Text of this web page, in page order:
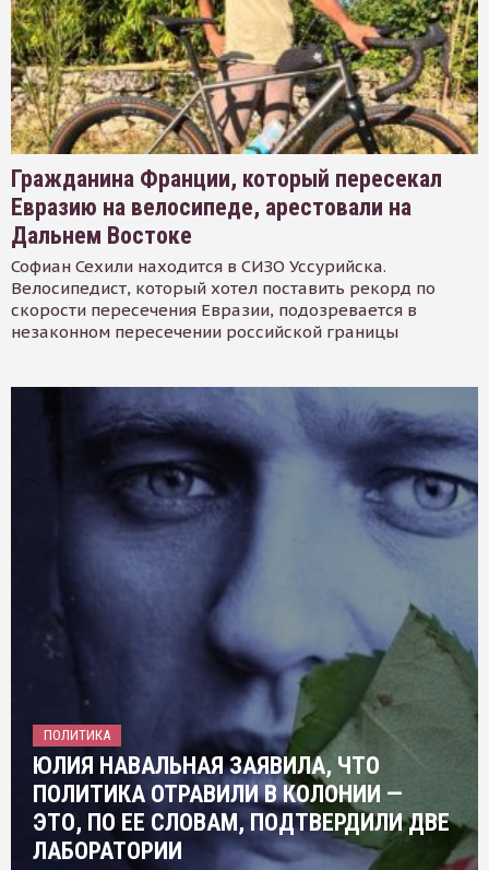
Гражданина Франции, который пересекал
Евразию на велосипеде, арестовали на
Дальнем Востоке
Софиан Сехили находится в СИЗО Уссурийска.
Велосипедист, который хотел поставить рекорд по
скорости пересечения Евразии, подозревается в
незаконном пересечении российской границы
ПОЛИТИКА
ЮЛИЯ НАВАЛЬНАЯ ЗАЯВИЛА, ЧТО
ПОЛИТИКА ОТРАВИЛИ В КОЛОНИИ —
ЭТО, ПО ЕЕ СЛОВАМ, ПОДТВЕРДИЛИ ДВЕ
ЛАБОРАТОРИИ